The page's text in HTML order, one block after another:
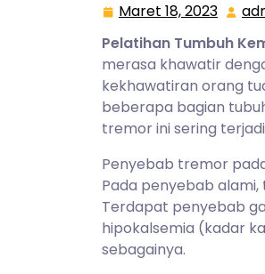
Maret 18, 2023 Maret
18,
2023
Pelatihan Tumbuh
merasa khawatir
kekhawatiran orang
beberapa bagian
tremor ini sering
Penyebab tremor
Pada penyebab
Terdapat penyebab
hipokalsemia (kadar
sebagainya.